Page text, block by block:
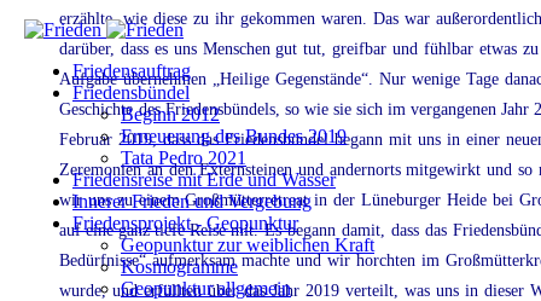
erzählte, wie diese zu ihr gekommen waren. Das war außerordentlich
darüber, dass es uns Menschen gut tut, greifbar und fühlbar etwas zu
Aufgabe übernehmen „Heilige Gegenstände“. Nur wenige Tage
Geschichte desFriedensbündels, so wie sie sich im vergangenen Jahr
Februar 2019, dass das Friedensbündel begann mit uns in einer
Zeremonien an den Externsteinen und andernorts mitgewirkt und so
wir uns zu einemGroßmütterretreat in der Lüneburger Heide bei
auf eine ganz tiefe Reise mit. Es begann damit, dass das
Bedürfnisse“ aufmerksam machte und wir horchten im
wurde, und erfüllten über das Jahr 2019 verteilt, was uns in dieser
Friedensauftrag
Friedensbündel
Beginn 2012
Erneuerung des Bundes 2019
Tata Pedro 2021
Friedensreise mit Erde und Wasser
Innerer Frieden und Vergebung
Friedensprojekt - Geopunktur
Geopunktur zur weiblichen Kraft
Kosmogramme
Geopunktur allgemein